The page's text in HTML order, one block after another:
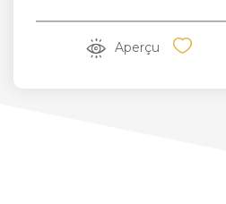
Aperçu